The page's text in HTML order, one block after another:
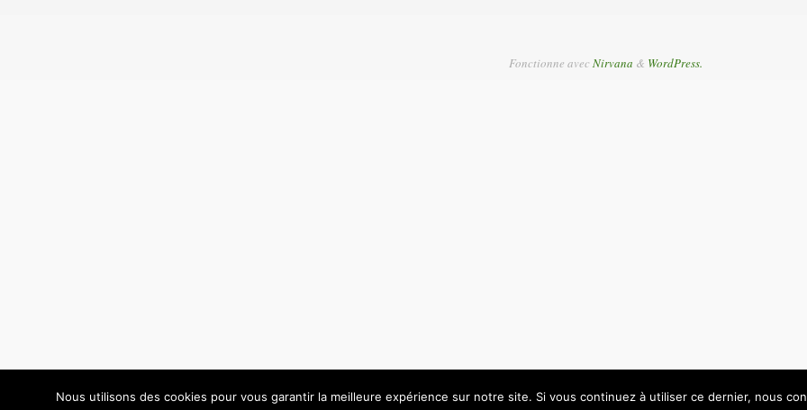
Fonctionne avec Nirvana & WordPress.
Nous utilisons des cookies pour vous garantir la meilleure expérience sur notre site. Si vous continuez à utiliser ce dernier, nous